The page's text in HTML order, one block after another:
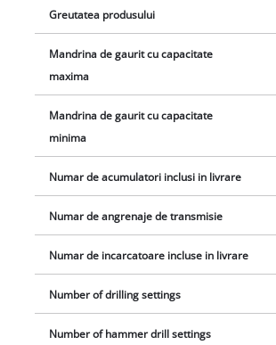
Greutatea produsului
Mandrina de gaurit cu capacitate
maxima
Mandrina de gaurit cu capacitate
minima
Numar de acumulatori inclusi in livrare
Numar de angrenaje de transmisie
Numar de incarcatoare incluse in livrare
Number of drilling settings
Number of hammer drill settings